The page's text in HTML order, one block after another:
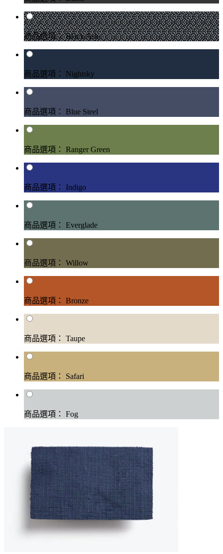
商品選項： Black Ash
商品選項： Nightsky
商品選項： Blue Steel
商品選項： Ranger Green
商品選項： Indigo
商品選項： Everglade
商品選項： Willow
商品選項： Bronze
商品選項： Taupe
商品選項： Safari
商品選項： Fog